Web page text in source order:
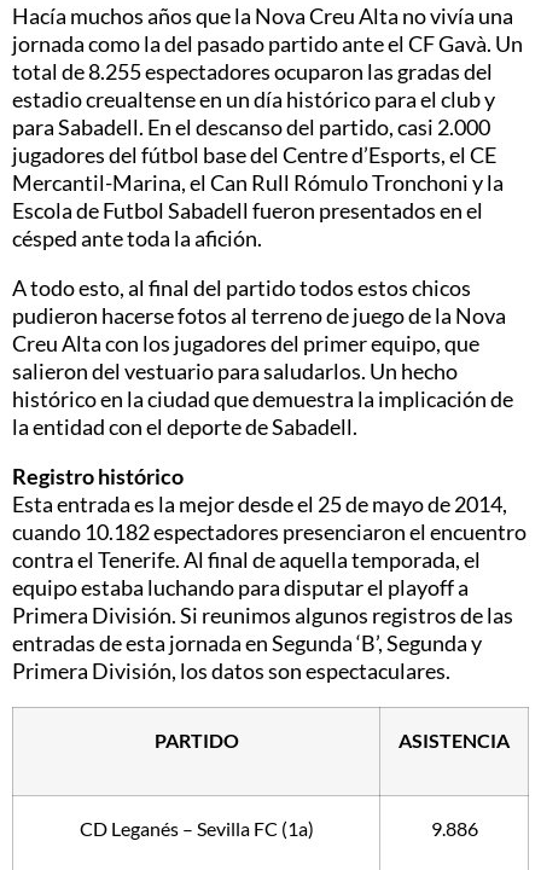
Hacía muchos años que la Nova Creu Alta no vivía una
jornada como la del pasado partido ante el CF Gavà. Un
total de 8.255 espectadores ocuparon las gradas del
estadio creualtense en un día histórico para el club y
para Sabadell. En el descanso del partido, casi 2.000
jugadores del fútbol base del Centre d’Esports, el CE
Mercantil-Marina, el Can Rull Rómulo Tronchoni y la
Escola de Futbol Sabadell fueron presentados en el
césped ante toda la afición.
A todo esto, al final del partido todos estos chicos
pudieron hacerse fotos al terreno de juego de la Nova
Creu Alta con los jugadores del primer equipo, que
salieron del vestuario para saludarlos. Un hecho
histórico en la ciudad que demuestra la implicación de
la entidad con el deporte de Sabadell.
Registro histórico
Esta entrada es la mejor desde el 25 de mayo de 2014,
cuando 10.182 espectadores presenciaron el encuentro
contra el Tenerife. Al final de aquella temporada, el
equipo estaba luchando para disputar el playoff a
Primera División. Si reunimos algunos registros de las
entradas de esta jornada en Segunda ‘B’, Segunda y
Primera División, los datos son espectaculares.
PARTIDO ASISTENCIA
CD Leganés – Sevilla FC (1a) 9.886